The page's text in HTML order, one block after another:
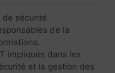
sécurité
de la
impliqués dans les
et la gestion des